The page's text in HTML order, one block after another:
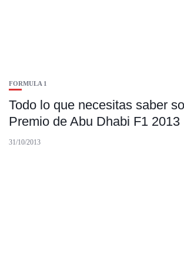
FORMULA 1
Todo lo que necesitas saber
Premio de Abu Dhabi F1 2013
31/10/2013